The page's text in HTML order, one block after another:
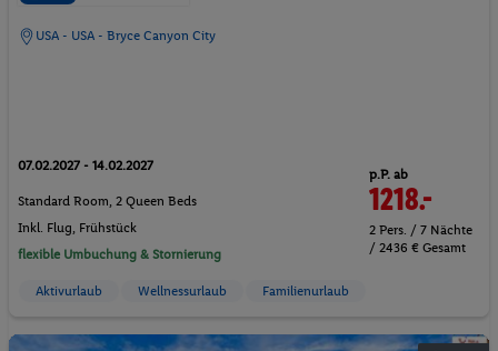
USA - USA - Bryce Canyon City
07.02.2027 - 14.02.2027
Standard Room, 2 Queen Beds
Inkl. Flug, Frühstück
flexible Umbuchung & Stornierung
p.P. ab
1218.-
2 Pers. / 7 Nächte
/ 2436 € Gesamt
Aktivurlaub Wellnessurlaub Familienurlaub